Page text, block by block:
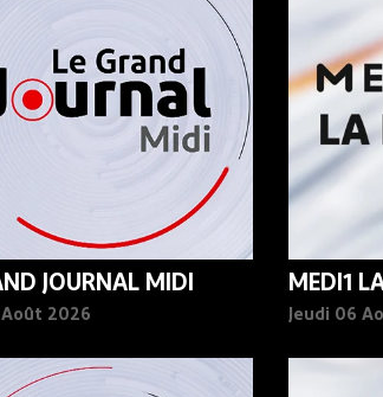
JOURNAL MIDI
2026
MEDI1
Jeudi 06